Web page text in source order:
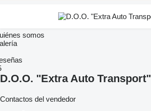
somos
D.O.O. "Extra Auto Transport"
Contactos del vendedor